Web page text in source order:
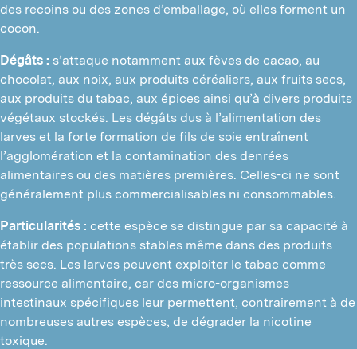
des recoins ou des zones d’emballage, où elles forment un
cocon.
Dégâts : s’attaque notamment aux fèves de cacao, au
chocolat, aux noix, aux produits céréaliers, aux fruits secs,
aux produits du tabac, aux épices ainsi qu’à divers produits
végétaux stockés. Les dégâts dus à l’alimentation des
larves et la forte formation de fils de soie entraînent
l’agglomération et la contamination des denrées
alimentaires ou des matières premières. Celles-ci ne sont
généralement plus commercialisables ni consommables.
Particularités : cette espèce se distingue par sa capacité à
établir des populations stables même dans des produits
très secs. Les larves peuvent exploiter le tabac comme
ressource alimentaire, car des micro-organismes
intestinaux spécifiques leur permettent, contrairement à de
nombreuses autres espèces, de dégrader la nicotine
toxique.